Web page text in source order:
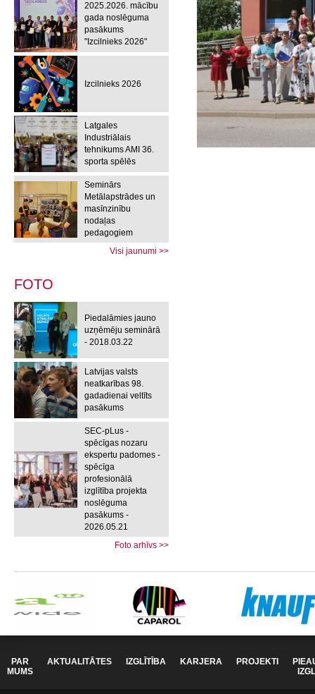
2025.2026. mācību
gada noslēguma
pasākums
"Izcilnieks 2026"
Izcilnieks 2026
Latgales
Industriālais
tehnikums AMI 36.
sporta spēlēs
Seminārs
Metālapstrādes un
masīnzinību
nodaļas
pedagogiem
Visi jaunumi >>
FOTO
Piedalāmies jauno
uzņēmēju seminārā
- 2018.03.22
Latvijas valsts
neatkarības 98.
gadadienai veltīts
pasākums
SEC-pLus -
spēcīgas nozaru
ekspertu padomes -
spēcīga
profesionālā
izglītība projekta
noslēguma
pasākums -
2026.05.21
Foto arhīvs >>
PAR
MUMS
AKTUALITĀTES IZGLĪTĪBA KARJERA PROJEKTI